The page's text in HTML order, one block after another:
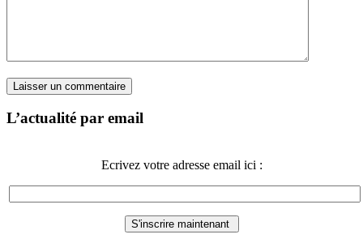
L’actualité par email
Ecrivez votre adresse email ici :